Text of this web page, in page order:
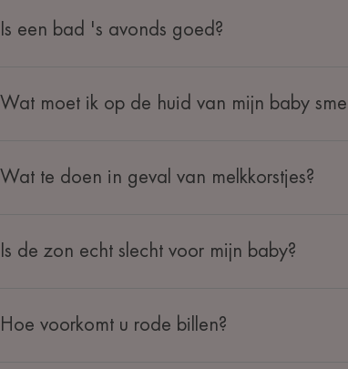
Is een bad 's avonds goed?
Wat moet ik op de huid van mijn baby
Wat te doen in geval van melkkorstjes?
Is de zon echt slecht voor mijn baby?
Hoe voorkomt u rode billen?